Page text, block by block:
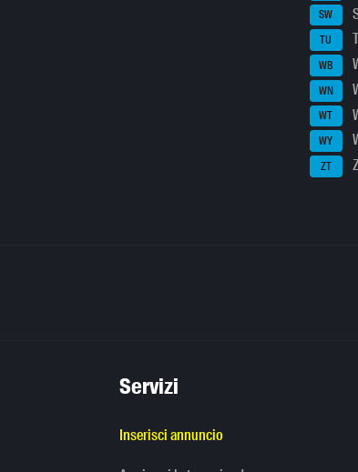
SW
TU
WB
WN
WT
WY
ZT
Servizi
Inserisci annuncio